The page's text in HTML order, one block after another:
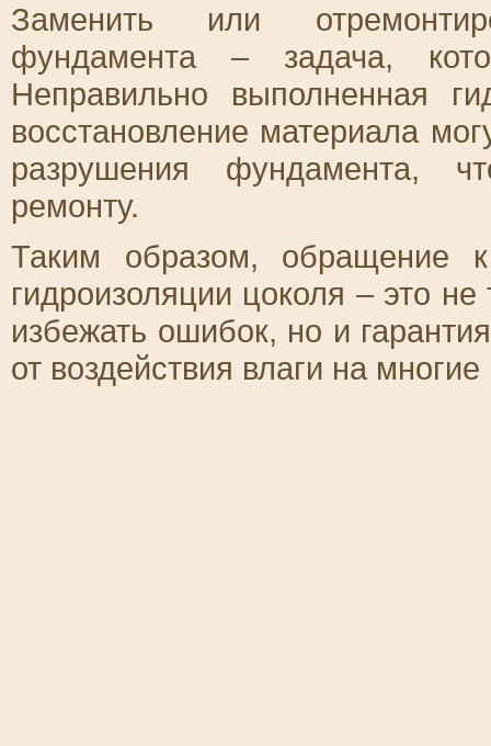
Заменить или
фундамента – задача,
Неправильно выполненная
восстановление материала
разрушения фундамента,
ремонту.
Таким образом, обращение
гидроизоляции цоколя – это
избежать ошибок, но и
от воздействия влаги на